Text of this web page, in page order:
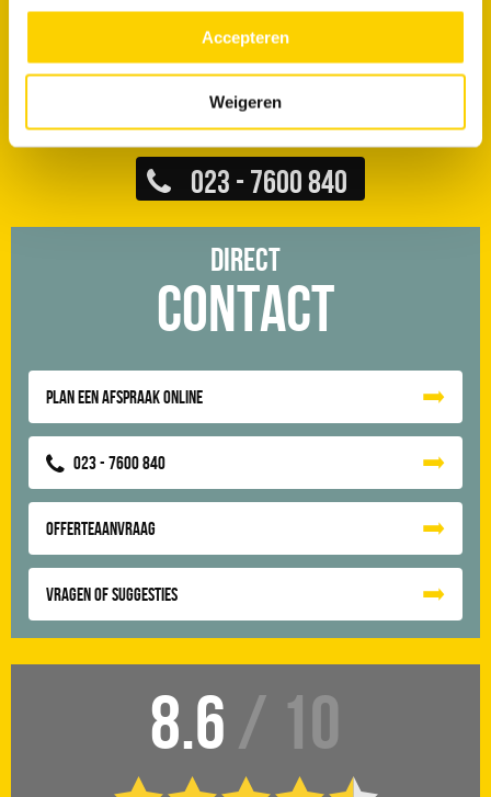
meer over in onsprivacy beleid.
Accepteren
Weigeren
023 - 7600 840
Direct
Contact
Plan een afspraak online
023 - 7600 840
Offerteaanvraag
Vragen of suggesties
8.6 / 10